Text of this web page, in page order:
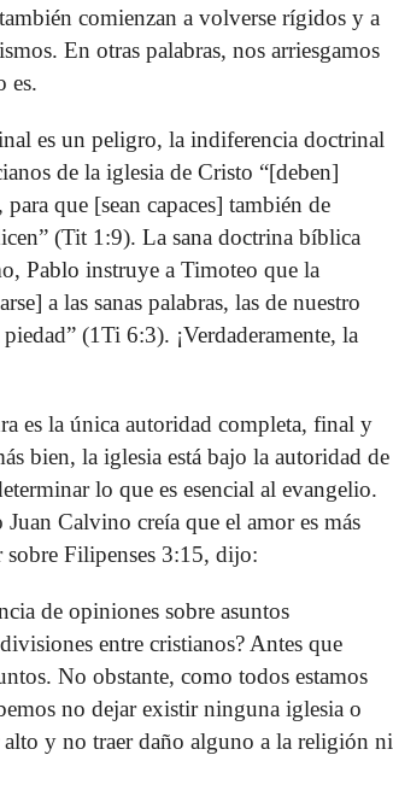
comienzan a volverse rígidos y a
En otras palabras, nos arriesgamos
es.
es un peligro, la indiferencia doctrinal
de la iglesia de Cristo “[deben]
que [sean capaces] también de
(Tit 1:9). La sana doctrina bíblica
Pablo instruye a Timoteo que la
a las sanas palabras, las de nuestro
(1Ti 6:3). ¡Verdaderamente, la
es la única autoridad completa, final y
bien, la iglesia está bajo la autoridad de
lo que es esencial al evangelio.
Calvino creía que el amor es más
sobre Filipenses 3:15, dijo:
de opiniones sobre asuntos
entre cristianos? Antes que
No obstante, como todos estamos
no dejar existir ninguna iglesia o
alto y no traer daño alguno a la religión ni